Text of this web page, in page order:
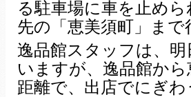
る駐車場に車を止め
先の「恵美須町」ま
逸品館スタッフは、
いますが、逸品館か
距離で、出店でにぎ